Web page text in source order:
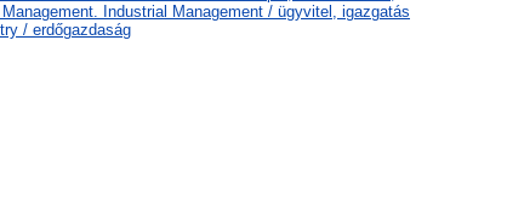
Industrial Management / ügyvitel, igazgatás
/ erdőgazdaság